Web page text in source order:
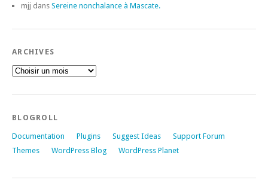
mjj dans Sereine nonchalance à Mascate.
ARCHIVES
BLOGROLL
Documentation Plugins Suggest Ideas
Support Forum
Themes
WordPress Blog WordPress Planet